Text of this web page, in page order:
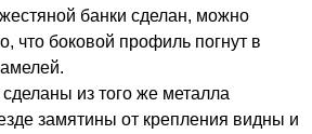
банки сделан, можно
что боковой профиль погнут в
из того же металла
замятины от крепления видны и